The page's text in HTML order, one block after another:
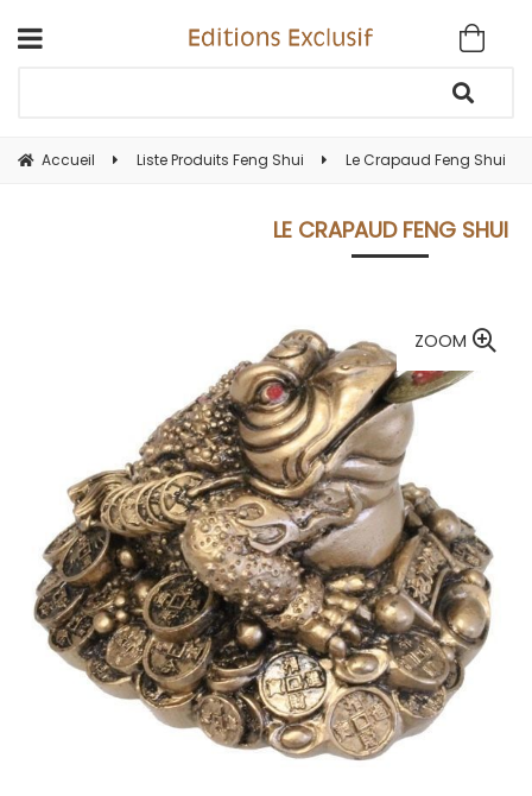
Accueil Liste Produits Feng Shui Le Crapaud Feng Shui
LE CRAPAUD FENG SHUI
ZOOM